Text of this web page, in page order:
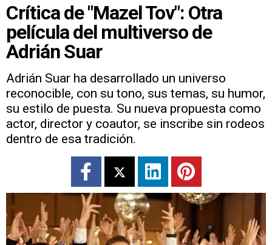
Crítica de "Mazel Tov": Otra
película del multiverso de
Adrián Suar
Adrián Suar ha desarrollado un universo
reconocible, con su tono, sus temas, su humor,
su estilo de puesta. Su nueva propuesta como
actor, director y coautor, se inscribe sin rodeos
dentro de esa tradición.